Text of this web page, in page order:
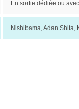
En sortie dédiée ou
Nishibama, Adan Shita,